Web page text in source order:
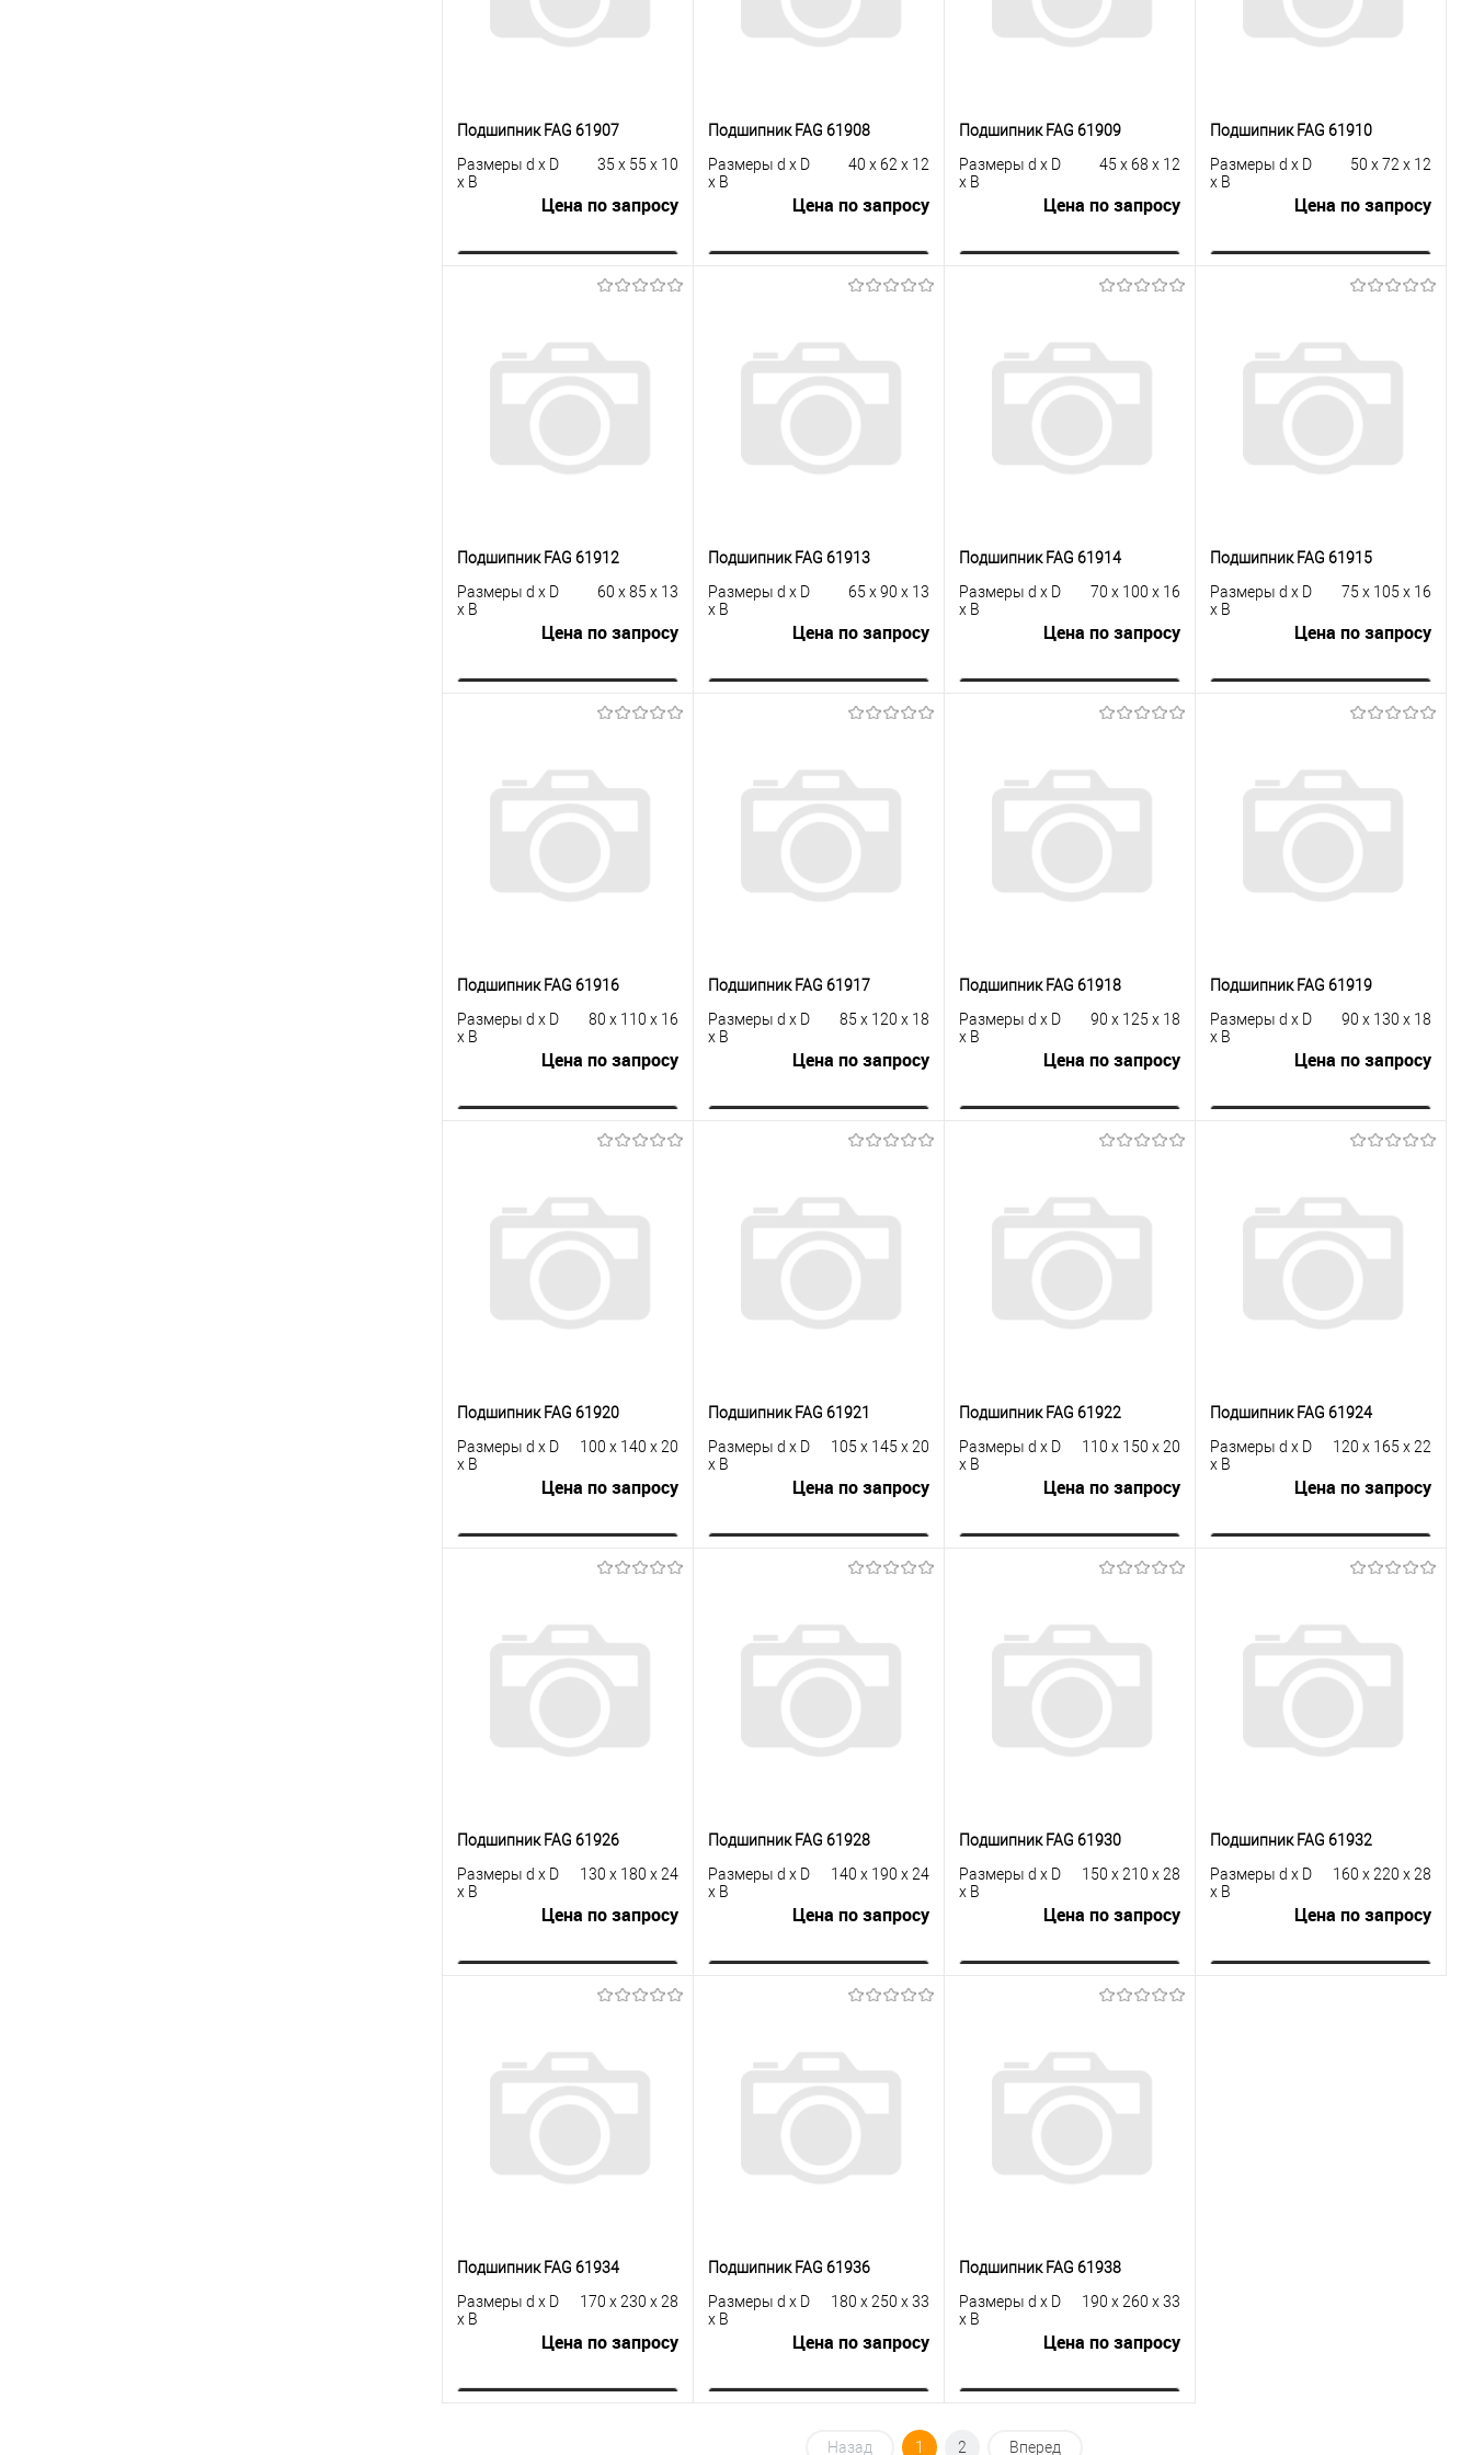
Подшипник FAG 61907
Размеры d x D
x B
35 x 55 x 10
Цена по запросу
Запросить цену
Купить в 1
сравнению
В избранное
Под заказ
Подшипник FAG 61908
Размеры d x D
x B
40 x 62 x 12
Цена по запросу
Запросить цену
Купить в 1
сравнению
В избранное
Под заказ
Подшипник FAG 61909
Размеры d x D
x B
45 x 68 x 12
Цена по запросу
Запросить цену
Купить в 1
сравнению
В избранное
Под заказ
Подшипник FAG 61910
Размеры d x D
x B
50 x 72 x 12
Цена по запросу
Запросить цену
Купить в 1
сравнению
В избранное
Под заказ
Подшипник FAG 61912
Размеры d x D
x B
60 x 85 x 13
Цена по запросу
Запросить цену
Купить в 1
сравнению
В избранное
Под заказ
Подшипник FAG 61913
Размеры d x D
x B
65 x 90 x 13
Цена по запросу
Запросить цену
Купить в 1
сравнению
В избранное
Под заказ
Подшипник FAG 61914
Размеры d x D
x B
70 x 100 x 16
Цена по запросу
Запросить цену
Купить в 1
сравнению
В избранное
Под заказ
Подшипник FAG 61915
Размеры d x D
x B
75 x 105 x 16
Цена по запросу
Запросить цену
Купить в 1
сравнению
В избранное
Под заказ
Подшипник FAG 61916
Размеры d x D
x B
80 x 110 x 16
Цена по запросу
Запросить цену
Купить в 1
сравнению
В избранное
Под заказ
Подшипник FAG 61917
Размеры d x D
x B
85 x 120 x 18
Цена по запросу
Запросить цену
Купить в 1
сравнению
В избранное
Под заказ
Подшипник FAG 61918
Размеры d x D
x B
90 x 125 x 18
Цена по запросу
Запросить цену
Купить в 1
сравнению
В избранное
Под заказ
Подшипник FAG 61919
Размеры d x D
x B
90 x 130 x 18
Цена по запросу
Запросить цену
Купить в 1
сравнению
В избранное
Под заказ
Подшипник FAG 61920
Размеры d x D
x B
100 x 140 x 20
Цена по запросу
Запросить цену
Купить в 1
сравнению
В избранное
Под заказ
Подшипник FAG 61921
Размеры d x D
x B
105 x 145 x 20
Цена по запросу
Запросить цену
Купить в 1
сравнению
В избранное
Под заказ
Подшипник FAG 61922
Размеры d x D
x B
110 x 150 x 20
Цена по запросу
Запросить цену
Купить в 1
сравнению
В избранное
Под заказ
Подшипник FAG 61924
Размеры d x D
x B
120 x 165 x 22
Цена по запросу
Запросить цену
Купить в 1
сравнению
В избранное
Под заказ
Подшипник FAG 61926
Размеры d x D
x B
130 x 180 x 24
Цена по запросу
Запросить цену
Купить в 1
сравнению
В избранное
Под заказ
Подшипник FAG 61928
Размеры d x D
x B
140 x 190 x 24
Цена по запросу
Запросить цену
Купить в 1
сравнению
В избранное
Под заказ
Подшипник FAG 61930
Размеры d x D
x B
150 x 210 x 28
Цена по запросу
Запросить цену
Купить в 1
сравнению
В избранное
Под заказ
Подшипник FAG 61932
Размеры d x D
x B
160 x 220 x 28
Цена по запросу
Подшипник FAG 61934
Размеры d x D
x B
170 x 230 x 28
Цена по запросу
Подшипник FAG 61936
Размеры d x D
x B
180 x 250 x 33
Цена по запросу
Подшипник FAG 61938
Размеры d x D
x B
190 x 260 x 33
Цена по запросу
Назад 1 2 Вперед